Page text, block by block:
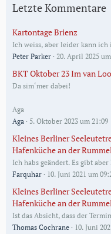
Letzte Kommentare
Kartontage Brienz
Ich weiss, aber leider kann
Peter Parker 20. April 2025
BKT Oktober 23 Im van
Da sim‘mer dabei!
Aga
Aga
5. Oktober 2023 um 21:09
Kleines Berliner
Hafenküche an der
Ich habs geändert. Es gibt
Farquhar
10. Juni 2021 um
Kleines Berliner
Hafenküche an der
Ist das Absicht, dass der
Thomas Cochrane
10. Juni